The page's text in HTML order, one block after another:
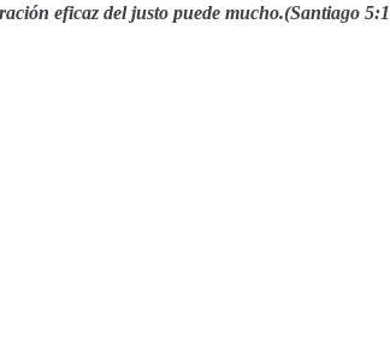
eficaz del justo puede mucho.(Santiago